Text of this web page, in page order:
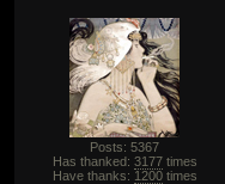
Posts: 5367
Has thanked: 3177times
Have thanks: 1200times